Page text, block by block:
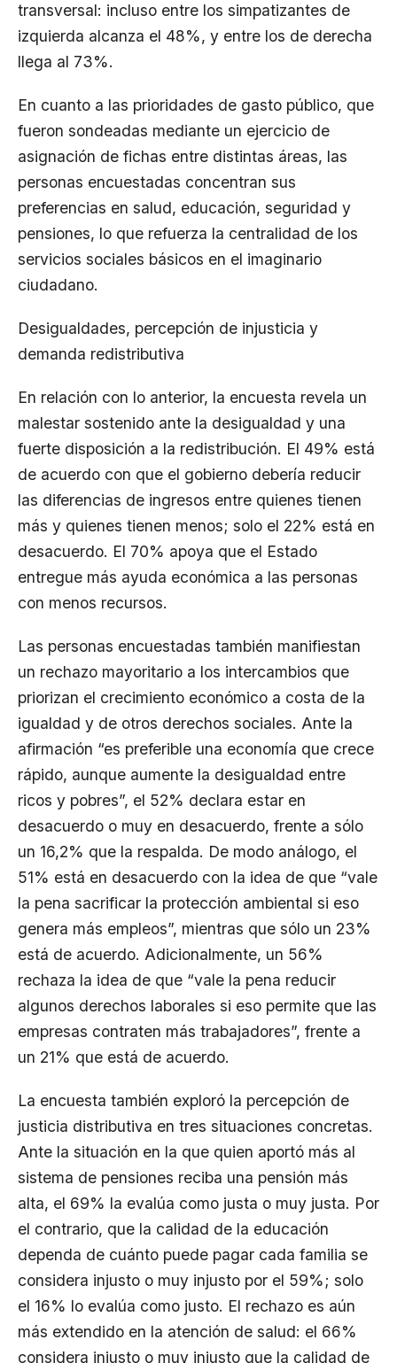
transversal: incluso entre los simpatizantes de
izquierda alcanza el 48%, y entre los de derecha
llega al 73%.
En cuanto a las prioridades de gasto público, que
fueron sondeadas mediante un ejercicio de
asignación de fichas entre distintas áreas, las
personas encuestadas concentran sus
preferencias en salud, educación, seguridad y
pensiones, lo que refuerza la centralidad de los
servicios sociales básicos en el imaginario
ciudadano.
Desigualdades, percepción de injusticia y
demanda redistributiva
En relación con lo anterior, la encuesta revela un
malestar sostenido ante la desigualdad y una
fuerte disposición a la redistribución. El 49% está
de acuerdo con que el gobierno debería reducir
las diferencias de ingresos entre quienes tienen
más y quienes tienen menos; solo el 22% está en
desacuerdo. El 70% apoya que el Estado
entregue más ayuda económica a las personas
con menos recursos.
Las personas encuestadas también manifiestan
un rechazo mayoritario a los intercambios que
priorizan el crecimiento económico a costa de la
igualdad y de otros derechos sociales. Ante la
afirmación “es preferible una economía que crece
rápido, aunque aumente la desigualdad entre
ricos y pobres”, el 52% declara estar en
desacuerdo o muy en desacuerdo, frente a sólo
un 16,2% que la respalda. De modo análogo, el
51% está en desacuerdo con la idea de que “vale
la pena sacrificar la protección ambiental si eso
genera más empleos”, mientras que sólo un 23%
está de acuerdo. Adicionalmente, un 56%
rechaza la idea de que “vale la pena reducir
algunos derechos laborales si eso permite que las
empresas contraten más trabajadores”, frente a
un 21% que está de acuerdo.
La encuesta también exploró la percepción de
justicia distributiva en tres situaciones concretas.
Ante la situación en la que quien aportó más al
sistema de pensiones reciba una pensión más
alta, el 69% la evalúa como justa o muy justa. Por
el contrario, que la calidad de la educación
dependa de cuánto puede pagar cada familia se
considera injusto o muy injusto por el 59%; solo
el 16% lo evalúa como justo. El rechazo es aún
más extendido en la atención de salud: el 66%
considera injusto o muy injusto que la calidad de